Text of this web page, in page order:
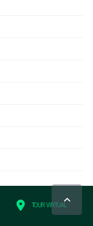
TOUR VIRTUAL